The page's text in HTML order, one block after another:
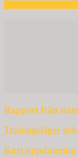
Rapport från
Träningsläger
Kort uppdatering